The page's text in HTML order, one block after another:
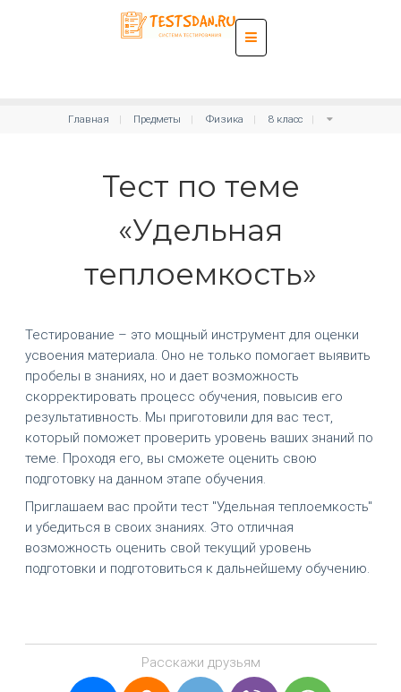
Главная Предметы Физика 8 класс
Тест по теме
«Удельная
теплоемкость»
Тестирование – это мощный инструмент для оценки
усвоения материала. Оно не только помогает выявить
пробелы в знаниях, но и дает возможность
скорректировать процесс обучения, повысив его
результативность. Мы приготовили для вас тест,
который поможет проверить уровень ваших знаний по
теме. Проходя его, вы сможете оценить свою
подготовку на данном этапе обучения.
Приглашаем вас пройти тест "Удельная теплоемкость"
и убедиться в своих знаниях. Это отличная
возможность оценить свой текущий уровень
подготовки и подготовиться к дальнейшему обучению.
Расскажи друзьям